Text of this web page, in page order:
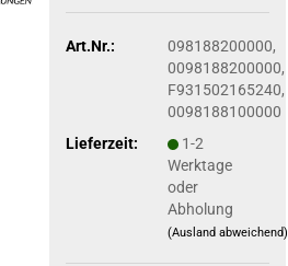
Art.Nr.:
098188200000,
0098188200000,
F931502165240,
0098188100000
Lieferzeit:
1-2
Werktage
oder
Abholung
(Ausland abweichend)